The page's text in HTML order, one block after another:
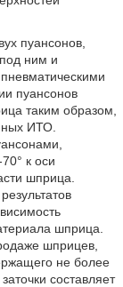
пуансонов,
ним и
пуансонов
таким образом,
ИТО.
к оси
шприца.
шприца.
шприцев,
не более
составляет